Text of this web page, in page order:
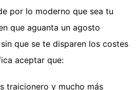
por lo moderno que sea tu
que aguanta un agosto
que se te disparen los costes
aceptar que:
traicionero y mucho más